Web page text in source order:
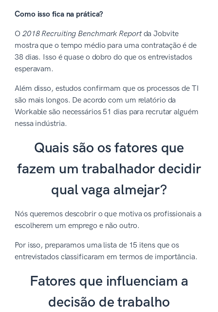
Como isso fica na prática?
O 2018 Recruiting Benchmark Reportda Jobvite
mostra que o tempo médio para uma contratação é de
38 dias. Isso é quase o dobro do que os entrevistados
esperavam.
Além disso, estudos confirmam que os processos de TI
são mais longos. De acordo com um relatório da
Workable são necessários 51 dias para recrutar alguém
nessa indústria.
Quais são os fatores que
fazem um trabalhador decidir
qual vaga almejar?
Nós queremos descobrir o que motiva os profissionais a
escolherem um emprego e não outro.
Por isso, preparamos uma lista de 15 itens que os
entrevistados classificaram em termos de importância.
Fatores que influenciam a
decisão de trabalho